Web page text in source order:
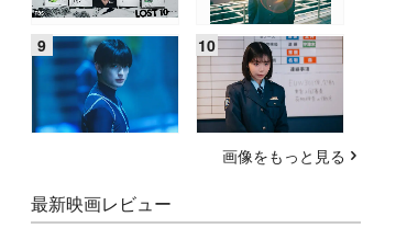
画像をもっと見る
最新映画レビュー